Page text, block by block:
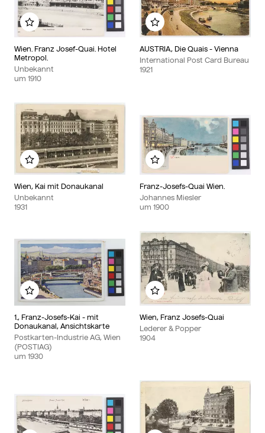
Wien. Franz Josef-Quai. Hotel
Metropol.
Unbekannt
um 1910
Zu meinem Album hinzufügen
AUSTRIA, Die Quais - Vienna
International Post Card Bureau
1921
Zu meinem Album
Wien, Kai mit Donaukanal
Unbekannt
1931
Zu meinem Album hinzufügen
Franz-Josefs-Quai Wien.
Johannes Miesler
um 1900
Zu meinem Album
1., Franz-Josefs-Kai - mit
Donaukanal, Ansichtskarte
Postkarten-Industrie AG, Wien
(POSTIAG)
um 1930
Zu meinem Album hinzufügen
Wien, Franz Josefs-Quai
Lederer & Popper
1904
Zu meinem Album